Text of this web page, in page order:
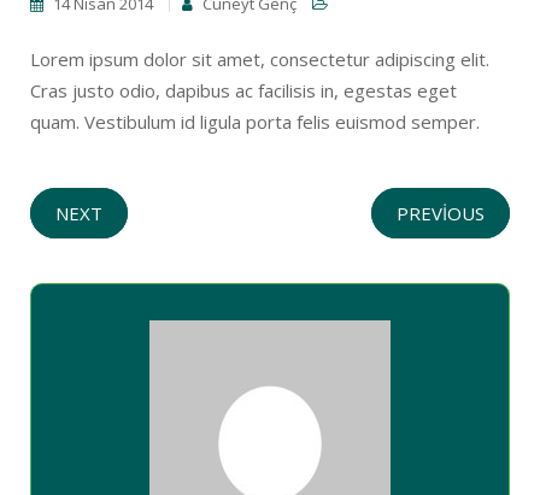
Lorem ipsum dolor sit amet, consectetur adipiscing elit.
Cras justo odio, dapibus ac facilisis in, egestas eget
quam. Vestibulum id ligula porta felis euismod semper.
NEXT PREVIOUS